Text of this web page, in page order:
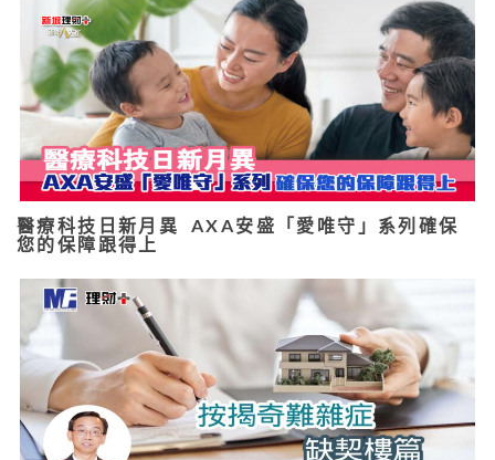
醫療科技日新月異 AXA安盛「愛唯守」系列確保
您的保障跟得上